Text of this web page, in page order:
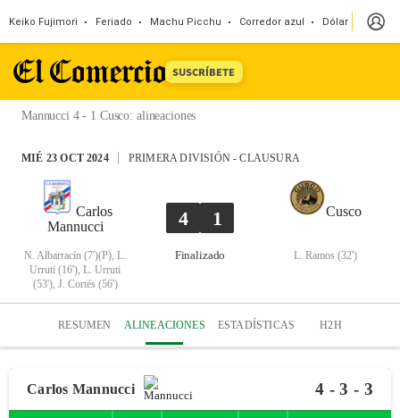
Keiko Fujimori Feriado Machu Picchu Corredor azul Dólar
SUSCRÍBETE
Mannucci 4 - 1 Cusco: alineaciones
MIÉ 23 OCT 2024 PRIMERA DIVISIÓN-CLAUSURA
Carlos
Mannucci
N. Albarracín (7')(P), L.
Urruti (16'), L. Urruti
(53'), J. Cortés (56')
4 1
Finalizado
Cusco
L. Ramos (32')
RESUMEN ALINEACIONES ESTADÍSTICAS H2H
Carlos Mannucci 4 -3 - 3